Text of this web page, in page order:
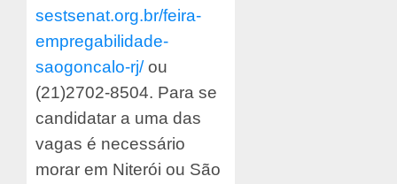
sestsenat.org.br/feira-
empregabilidade-
saogoncalo-rj/ou
(21)2702-8504. Para se
candidatar a uma das
vagas é necessário
morar em Niterói ou São